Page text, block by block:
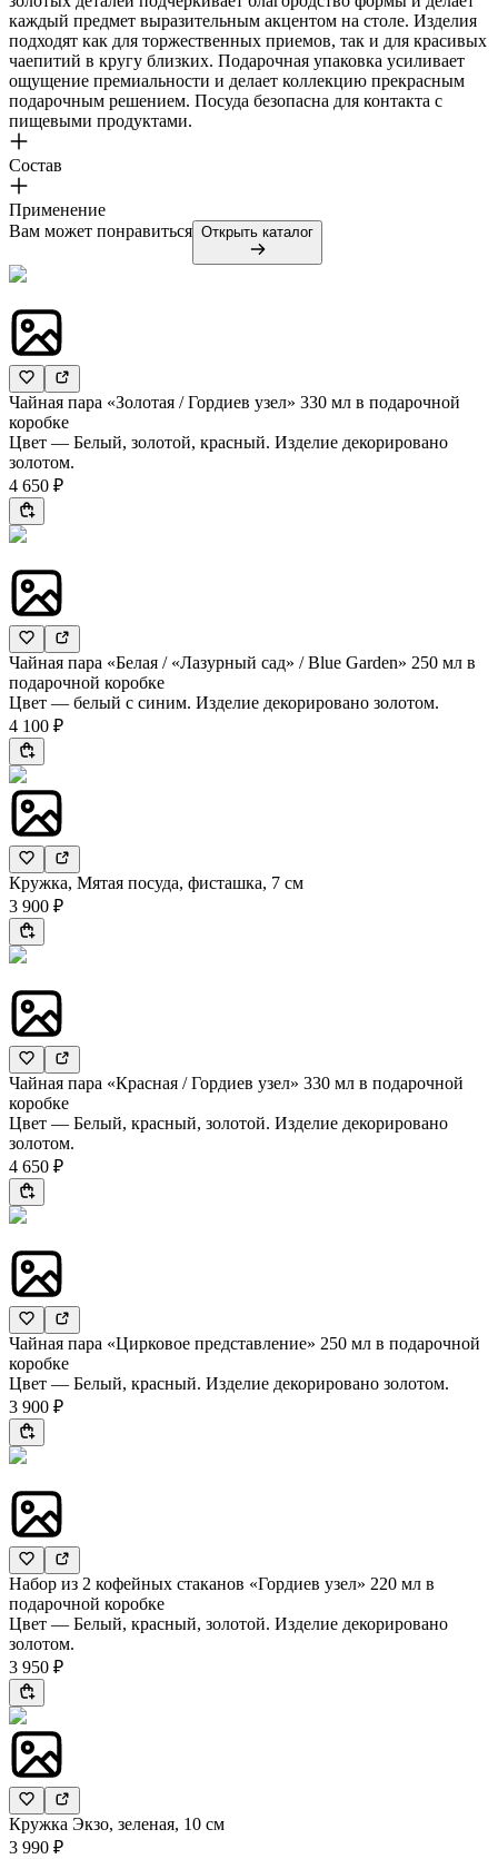
каждый предмет выразительным акцентом на столе. Изделия
подходят как для торжественных приемов, так и для красивых
чаепитий в кругу близких. Подарочная упаковка усиливает
ощущение премиальности и делает коллекцию прекрасным
подарочным решением. Посуда безопасна для контакта с
пищевыми продуктами.
Состав
Применение
Вам может понравиться Открыть каталог
Чайная пара «Золотая / Гордиев узел» 330 мл в подарочной
коробке
Цвет — Белый, золотой, красный. Изделие декорировано
золотом.
4 650 ₽
Чайная пара «Белая / «Лазурный сад» / Blue Garden» 250 мл в
подарочной коробке
Цвет — белый с синим. Изделие декорировано золотом.
4 100 ₽
Кружка, Мятая посуда, фисташка, 7 см
3 900 ₽
Чайная пара «Красная / Гордиев узел» 330 мл в подарочной
коробке
Цвет — Белый, красный, золотой. Изделие декорировано
золотом.
4 650 ₽
Чайная пара «Цирковое представление» 250 мл в подарочной
коробке
Цвет — Белый, красный. Изделие декорировано золотом.
3 900 ₽
Набор из 2 кофейных стаканов «Гордиев узел» 220 мл в
подарочной коробке
Цвет — Белый, красный, золотой. Изделие декорировано
золотом.
3 950 ₽
Кружка Экзо, зеленая, 10 см
3 990 ₽